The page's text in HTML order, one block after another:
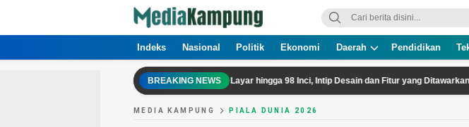
Indeks Nasional Politik Ekonomi Daerah Pendidikan
BREAKING NEWS
Xiaomi TV S Mini LED 2026 Hadirkan Pilihan Layar hingga 98 Inci, Intip Desain dan Fitur yang Ditawarkan
MEDIA KAMPUNG PIALA DUNIA 2026